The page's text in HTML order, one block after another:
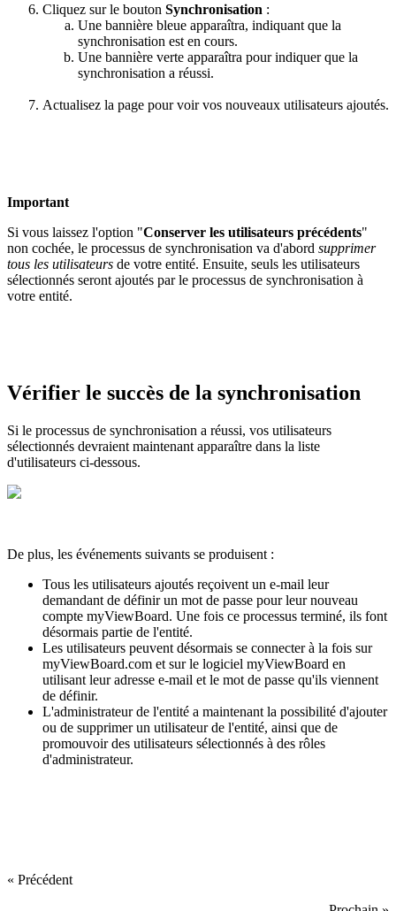
Cliquez sur le bouton Synchronisation :
Une bannière bleue apparaîtra, indiquant que la
synchronisation est en cours.
Une bannière verte apparaîtra pour indiquer que la
synchronisation a réussi.
Actualisez la page pour voir vos nouveaux utilisateurs ajoutés.
Important
Si vous laissez l'option "Conserver les utilisateurs précédents"
non cochée, le processus de synchronisation va d'abord supprimer
tous les utilisateurs de votre entité. Ensuite, seuls les utilisateurs
sélectionnés seront ajoutés par le processus de synchronisation à
votre entité.
Vérifier le succès de la synchronisation
Si le processus de synchronisation a réussi, vos utilisateurs
sélectionnés devraient maintenant apparaître dans la liste
d'utilisateurs ci-dessous.
De plus, les événements suivants se produisent :
Tous les utilisateurs ajoutés reçoivent un e-mail leur
demandant de définir un mot de passe pour leur nouveau
compte myViewBoard. Une fois ce processus terminé, ils font
désormais partie de l'entité.
Les utilisateurs peuvent désormais se connecter à la fois sur
myViewBoard.com et sur le logiciel myViewBoard en
utilisant leur adresse e-mail et le mot de passe qu'ils viennent
de définir.
L'administrateur de l'entité a maintenant la possibilité d'ajouter
ou de supprimer un utilisateur de l'entité, ainsi que de
promouvoir des utilisateurs sélectionnés à des rôles
d'administrateur.
« Précédent